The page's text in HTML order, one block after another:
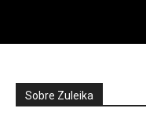
Sobre Zuleika